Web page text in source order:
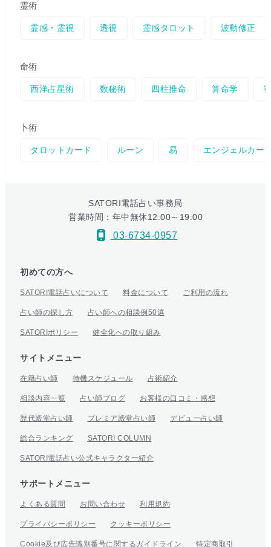
霊術
霊感・霊視 透視 霊感タロット 波動修正
命術
西洋占星術 数秘術 四柱推命 算命学
卜術
タロットカード ルーン 易 エンジェルカー
SATORI電話占い事務局
営業時間：年中無休12:00～19:00
03-6734-0957
初めての方へ
SATORI電話占いについて 料金について ご利用の流れ
占い師の探し方 占い師への相談例50選
SATORIポリシー 健全化への取り組み
サイトメニュー
在籍占い師 待機スケジュール 占術紹介
相談内容一覧 占い師ブログ お客様の口コミ・感想
歴代殿堂占い師 プレミア殿堂占い師 デビュー占い師
総合ランキング SATORI COLUMN
SATORI電話占い公式キャラクター紹介
サポートメニュー
よくある質問 お問い合わせ 利用規約
プライバシーポリシー クッキーポリシー
Cookie及び広告識別番号に関するガイドライン 特定商取引